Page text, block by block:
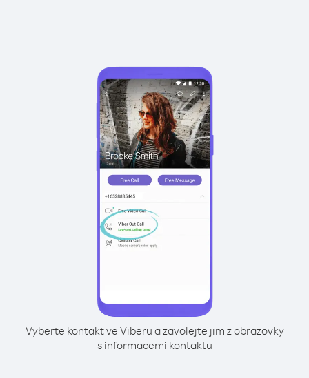
Vyberte kontakt ve Viberu a zavolejte jim z obrazovky
s informacemi kontaktu